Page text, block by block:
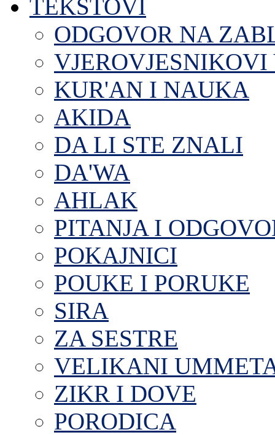
TEKSTOVI
ODGOVOR NA
VJEROVJESNIKOVI
KUR'AN I NAUKA
AKIDA
DA LI STE ZNALI
DA'WA
AHLAK
PITANJA I
POKAJNICI
POUKE I PORUKE
SIRA
ZA SESTRE
VELIKANI
ZIKR I DOVE
PORODICA